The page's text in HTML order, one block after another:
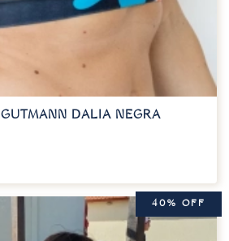
DALIA NEGRA
40% OFF